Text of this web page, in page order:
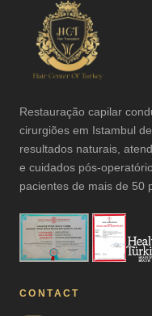
Restauração capilar
cirurgiões em Istambul
resultados naturais,
e cuidados pós-
pacientes de mais de 50
CONTACT